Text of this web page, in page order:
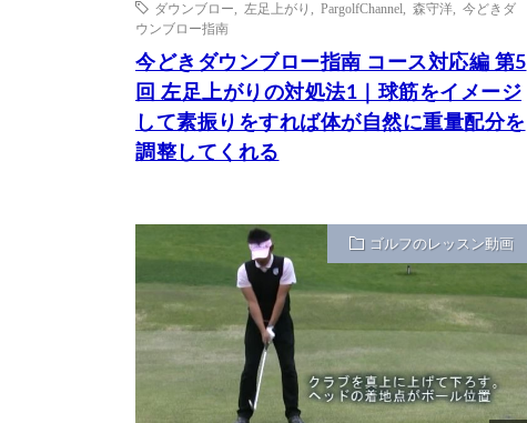
ダウンブロー
左足上がり PargolfChannel 森守洋
今どきダ
ウンブロー指南
今どきダウンブロー指南 コース対応編 第5
回 左足上がりの対処法1｜球筋をイメージ
して素振りをすれば体が自然に重量配分を
調整してくれる
ゴルフのレッスン動画